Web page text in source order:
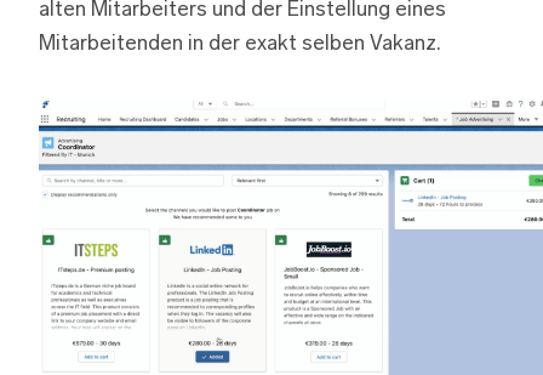
alten Mitarbeiters und der Einstellung eines
Mitarbeitenden in der exakt selben Vakanz.